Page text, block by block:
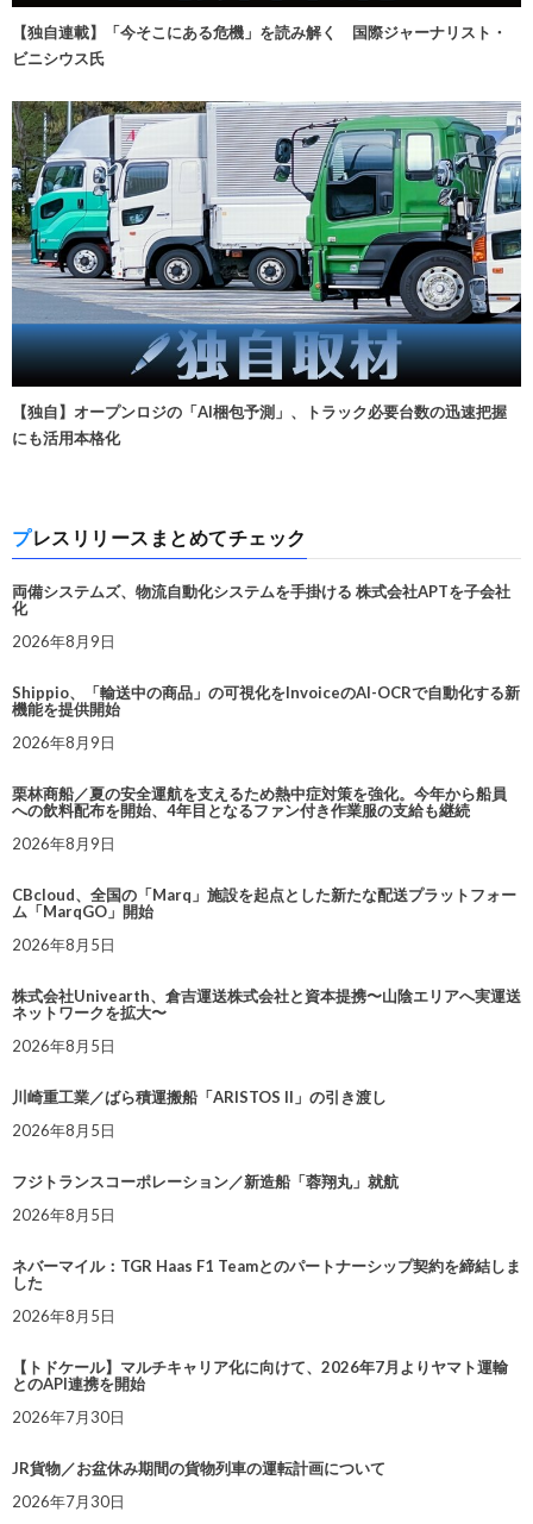
【独自連載】「今そこにある危機」を読み解く 国際ジャーナリスト・
ビニシウス氏
【独自】オープンロジの「AI梱包予測」、トラック必要台数の迅速把握
にも活用本格化
プレスリリースまとめてチェック
両備システムズ、物流自動化システムを手掛ける 株式会社APTを子会社
化
2026年8月9日
Shippio、「輸送中の商品」の可視化をInvoiceのAI-OCRで自動化する新
機能を提供開始
2026年8月9日
栗林商船／夏の安全運航を支えるため熱中症対策を強化。今年から船員
への飲料配布を開始、4年目となるファン付き作業服の支給も継続
2026年8月9日
CBcloud、全国の「Marq」施設を起点とした新たな配送プラットフォー
ム「MarqGO」開始
2026年8月5日
株式会社Univearth、倉吉運送株式会社と資本提携〜山陰エリアへ実運送
ネットワークを拡大〜
2026年8月5日
川崎重工業／ばら積運搬船「ARISTOS II」の引き渡し
2026年8月5日
フジトランスコーポレーション／新造船「蓉翔丸」就航
2026年8月5日
ネバーマイル：TGR Haas F1 Teamとのパートナーシップ契約を締結しま
した
2026年8月5日
【トドケール】マルチキャリア化に向けて、2026年7月よりヤマト運輸
とのAPI連携を開始
2026年7月30日
JR貨物／お盆休み期間の貨物列車の運転計画について
2026年7月30日